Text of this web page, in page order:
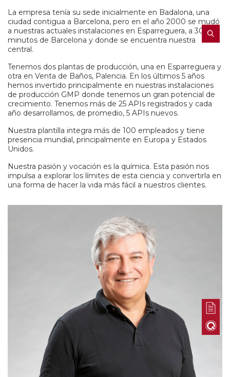
La empresa tenía su sede inicialmente en Badalona, una
ciudad contigua a Barcelona, pero en el año 2000 se mudó
a nuestras actuales instalaciones en Esparreguera, a 30
minutos de Barcelona y donde se encuentra nuestra
central.
Tenemos dos plantas de producción, una en Esparreguera y
otra en Venta de Baños, Palencia. En los últimos 5 años
hemos invertido principalmente en nuestras instalaciones
de producción GMP donde tenemos un gran potencial de
crecimiento. Tenemos más de 25 APIs registrados y cada
año desarrollamos, de promedio, 5 APIs nuevos.
Nuestra plantilla integra más de 100 empleados y tiene
presencia mundial, principalmente en Europa y Estados
Unidos.
Nuestra pasión y vocación es la química. Esta pasión nos
impulsa a explorar los límites de esta ciencia y convertirla en
una forma de hacer la vida más fácil a nuestros clientes.